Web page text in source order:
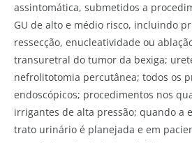
assintomática, submetidos a
GU de alto e médio risco, incluindo
ressecção, enucleatividade ou
transuretral do tumor da bexiga;
nefrolitotomia percutânea; todos os
endoscópicos; procedimentos nos
irrigantes de alta pressão; quando a
trato urinário é planejada e em